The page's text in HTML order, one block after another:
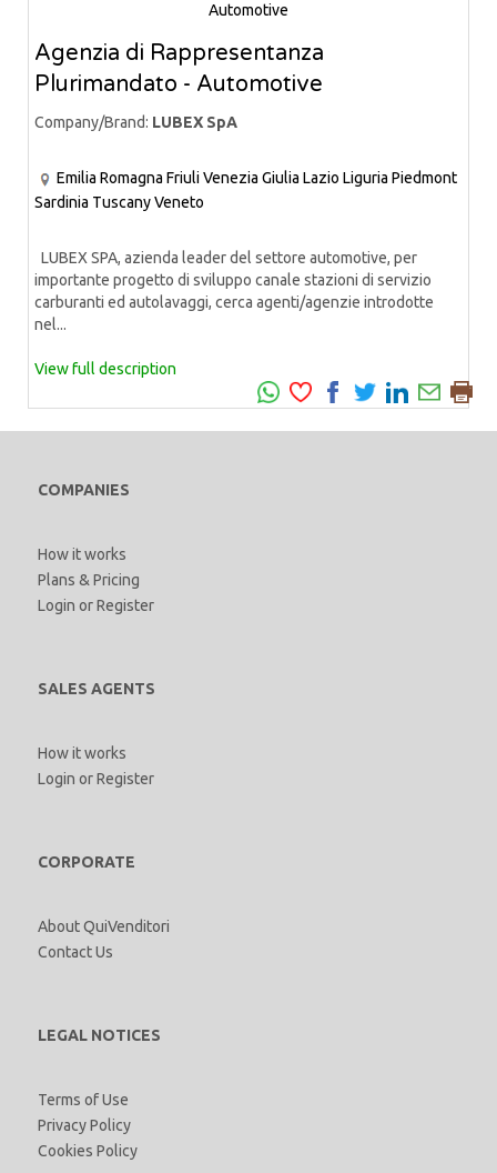
Agenzia di Rappresentanza
Plurimandato - Automotive
Company/Brand: LUBEX SpA
Emilia Romagna Friuli Venezia Giulia Lazio Liguria Piedmont
Sardinia TuscanyVeneto
LUBEX SPA, azienda leader del settore automotive, per
importante progetto di sviluppo canale stazioni di servizio
carburanti ed autolavaggi, cerca agenti/agenzie introdotte
nel...
View full description
COMPANIES
How it works
Plans & Pricing
Login orRegister
SALES AGENTS
How it works
Login orRegister
CORPORATE
About QuiVenditori
Contact Us
LEGAL NOTICES
Terms of Use
Privacy Policy
Cookies Policy